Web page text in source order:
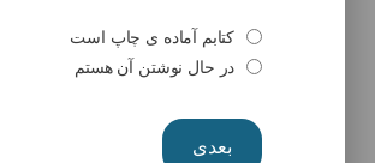
۰۹۳۹۳۳۵۳۰۰۹کتابم آماده ی چاپ است
در حال نوشتن آن هستم
بعدی